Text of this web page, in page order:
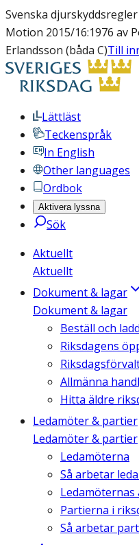
Svenska
Motion 2015/16:1976 av
Erlandsson (båda C)Till
Lättläst
Teckenspråk
In English
Other languages
Ordbok
Aktivera lyssna
Sök
Aktuellt
Aktuellt
Dokument & lagar
Dokument & lagar
Beställ och
Riksdagens
Allmänna
Hitta äldre
Ledamöter & partier
Ledamöter & partier
Ledamöterna
Så arbetar
Partierna i
Så arbetar